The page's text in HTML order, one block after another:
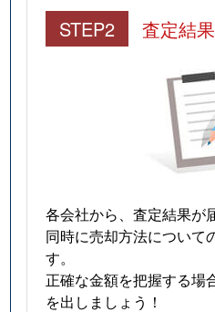
STEP2 査定結
各会社から、査定結果が
同時に売却方法について
す。
正確な金額を把握する場
を出しましょう！